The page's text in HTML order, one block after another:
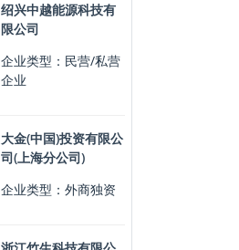
绍兴中越能源科技有
限公司
企业类型：民营/私营
企业
大金(中国)投资有限公
司(上海分公司)
企业类型：外商独资